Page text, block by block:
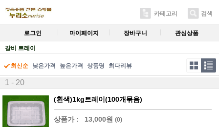
카테고리 검색
로그인 마이페이지 장바구니 관심상품
갈비 트레이
최신순 낮은가격 높은가격 상품명 최다리뷰
1 - 20
(흰색)1kg트레이(100개묶음)
상품가 : 13,000원 (0)